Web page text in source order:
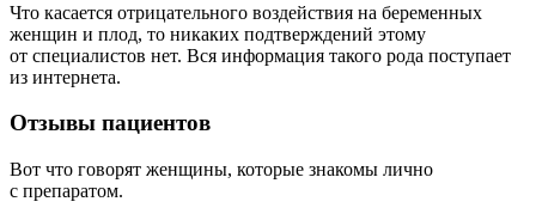
Что касается отрицательного воздействия на беременных
женщин и плод, то никаких подтверждений этому
от специалистов нет. Вся информация такого рода поступает
из интернета.
Отзывы пациентов
Вот что говорят женщины, которые знакомы лично
с препаратом.